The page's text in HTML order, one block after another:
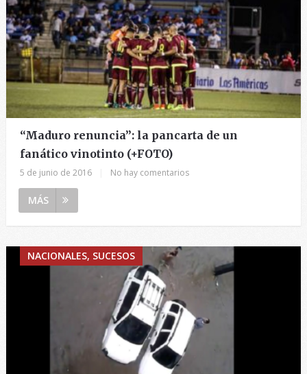
“Maduro renuncia”: la pancarta de un
fanático vinotinto (+FOTO)
5 de junio de 2016 No hay comentarios
MÁS
NACIONALES, SUCESOS